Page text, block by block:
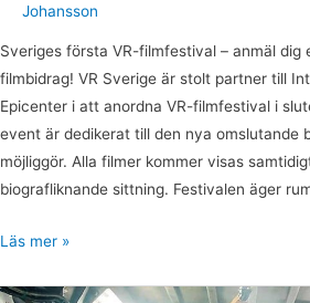
Johansson
Sveriges första VR-filmfestival – anmäl dig
filmbidrag! VR Sverige är stolt partner till
Epicenter i att anordna VR-filmfestival i
event är dedikerat till den nya omslutande
möjliggör. Alla filmer kommer visas
biografliknande sittning. Festivalen äger
Läs mer »
Boka